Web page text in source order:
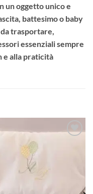
un oggetto unico e
battesimo o baby
trasportare,
essenziali sempre
e alla praticità